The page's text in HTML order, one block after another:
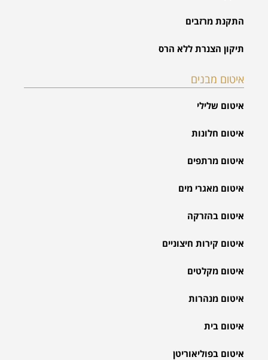
התקנת מרזבים
תיקון הצנרת ללא הרס
איטום מבנים
איטום שלילי
איטום חלונות
איטום מרתפים
איטום מאגרי מים
איטום בהזרקה
איטום קירות חיצוניים
איטום מקלטים
איטום מנהרות
איטום בית
איטום בפוליאוריטן